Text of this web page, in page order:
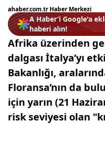
ahaber.com.tr Haber Merkezi
A Haber’i Google'a
haberi alın!
Afrika üzerinden
dalgası İtalya’yı
Bakanlığı,
Floransa’nın da
için yarın (21
risk seviyesi olan